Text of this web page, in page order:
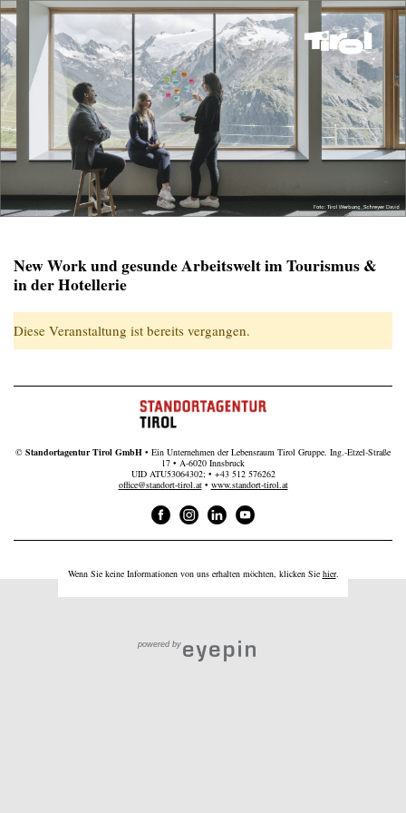
New Work und gesunde Arbeitswelt im Tourismus &
in der Hotellerie
Diese Veranstaltung ist bereits vergangen.
© Standortagentur Tirol GmbH • Ein Unternehmen der Lebensraum Tirol Gruppe. Ing.-Etzel-Straße
17 • A-6020 Innsbruck
UID ATU53064302; • +43 512 576262
office@standort-tirol.at• www.standort-tirol.at
Wenn Sie keine Informationen von uns erhalten möchten, klicken Sie hier.
powered by